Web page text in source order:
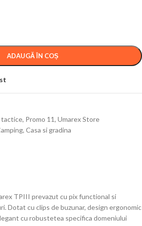
ADAUGĂ ÎN COȘ
tactice, Promo 11, Umarex Store
, Casa si gradina
TPIII prevazut cu pix functional si
Dotat cu clips de buzunar, design ergonomic
cu robustetea specifica domeniului